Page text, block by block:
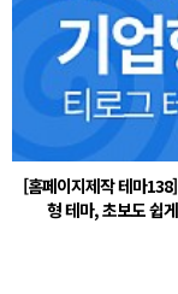
[홈페이지제작 테마
형 테마, 초보도 쉽
① 그누보드 테마 설치후 (테
의사항※ 기본5.6 정식버전